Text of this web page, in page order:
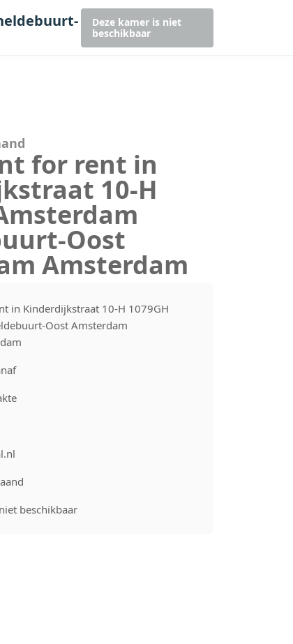
Deze kamer is niet
beschikbaar
for rent in
10-H
Oost
Amsterdam
in Kinderdijkstraat 10-H 1079GH
Oost Amsterdam
beschikbaar